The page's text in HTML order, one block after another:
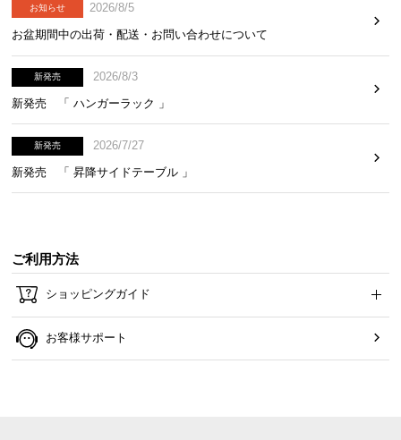
お知らせ
2026/8/5
お盆期間中の出荷・配送・お問い合わせについて
新発売
2026/8/3
新発売 「 ハンガーラック 」
新発売
2026/7/27
新発売 「 昇降サイドテーブル 」
ご利用方法
ショッピングガイド
お客様サポート